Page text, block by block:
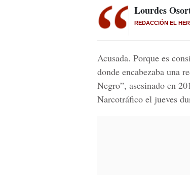
Lourdes
REDACCIÓN EL
Acusada. Porque es
donde encabezaba una
Negro”, asesinado en
Narcotráfico el jueves